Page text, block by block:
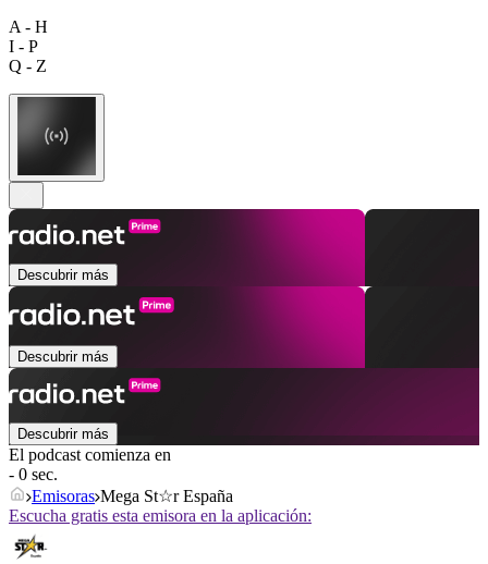
A - H
I - P
Q - Z
Descubrir más
Descubrir más
Descubrir más
El podcast comienza en
- 0 sec.
Emisoras Mega St☆r España
Escucha gratis esta emisora en la aplicación: